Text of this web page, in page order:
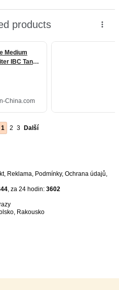
1 2 3 Další
, Reklama, Podmínky, Ochrana údajů,
, za 24 hodin: 3602
, Rakousko